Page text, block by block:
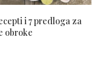
i 7 predloga za
obroke